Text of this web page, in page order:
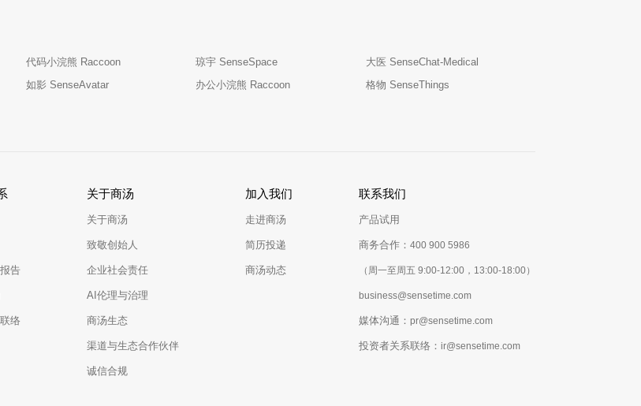
代码小浣熊 Raccoon 琼宇 SenseSpace
大医 SenseChat-Medical
如影 SenseAvatar 办公小浣熊 Raccoon
格物 SenseThings
告
络
关于商汤
关于商汤
致敬创始人
企业社会责任
AI伦理与治理
商汤生态
渠道与生态合作伙伴
诚信合规
加入我们
走进商汤
简历投递
商汤动态
联系我们
产品试用
商务合作： 400 900 5986
（周一至周五 9:00-12:00，13:00-18:00）
business@sensetime.com
媒体沟通： pr@sensetime.com
投资者关系联络： ir@sensetime.com